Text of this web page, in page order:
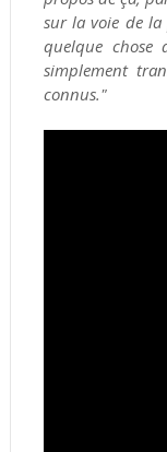
sur la voie de la
quelque
simplement
connus."